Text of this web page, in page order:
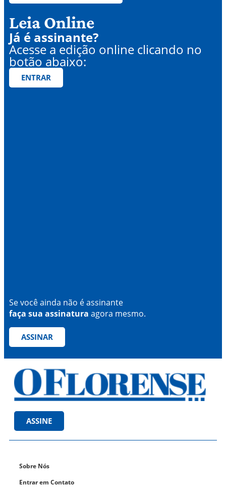
Leia Online
Já é assinante?
Acesse a edição online clicando no
botão abaixo:
ENTRAR
Se você ainda não é assinante
faça sua assinatura agora mesmo.
ASSINAR
ASSINE
Sobre Nós
Entrar em Contato